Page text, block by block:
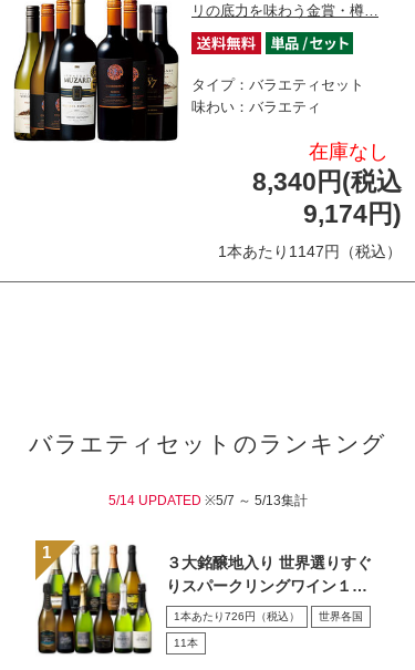
リの底力を味わう金賞・樽…
タイプ：バラエティセット
味わい：バラエティ
在庫なし
8,340円(税込
9,174円)
1本あたり1147円（税込）
バラエティセットのランキング
5/14 UPDATED ※5/7 ～ 5/13集計
３大銘醸地入り 世界選りすぐ
りスパークリングワイン１１
本セット 第４３弾
1本あたり726円（税込） 世界各国
11本